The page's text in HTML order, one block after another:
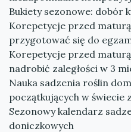
Bukiety sezonowe: dobór
Korepetycje przed
przygotować się do
Korepetycje przed
nadrobić zaległości w 3
Nauka sadzenia roślin
początkujących w świecie
Sezonowy kalendarz
doniczkowych